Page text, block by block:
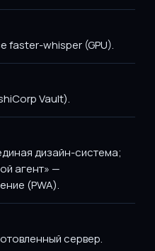
faster-whisper (GPU).
Vault).
дизайн-система;
агент» —
(PWA).
сервер.